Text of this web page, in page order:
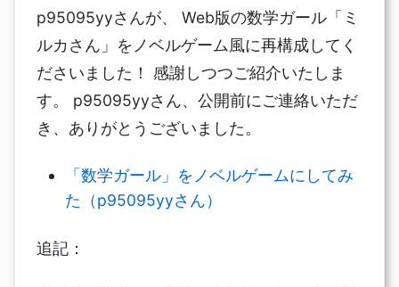
p95095yyさんが、 Web版の数学ガール「ミ
ルカさん」をノベルゲーム風に再構成してく
ださいました！ 感謝しつつご紹介いたしま
す。 p95095yyさん、公開前にご連絡いただ
き、ありがとうございました。
「数学ガール」をノベルゲームにしてみ
た（p95095yyさん）
追記：